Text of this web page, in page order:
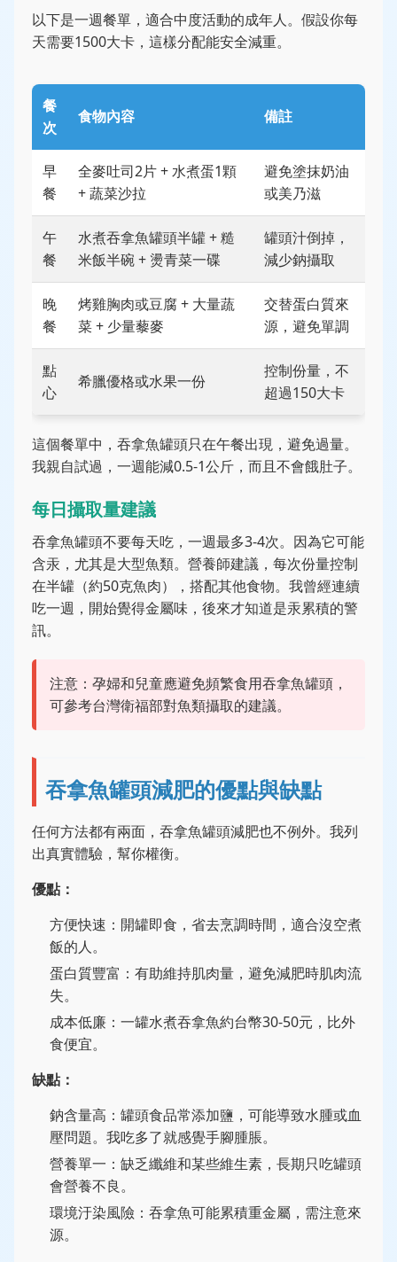
以下是一週餐單，適合中度活動的成年人。假設你每
天需要1500大卡，這樣分配能安全減重。
餐
次
食物內容 備註
早
餐
全麥吐司2片 + 水煮蛋1顆
+ 蔬菜沙拉
避免塗抹奶油
或美乃滋
午
餐
水煮吞拿魚罐頭半罐 + 糙
米飯半碗 + 燙青菜一碟
罐頭汁倒掉，
減少鈉攝取
晚
餐
烤雞胸肉或豆腐 + 大量蔬
菜 + 少量藜麥
交替蛋白質來
源，避免單調
點
心
希臘優格或水果一份
控制份量，不
超過150大卡
這個餐單中，吞拿魚罐頭只在午餐出現，避免過量。
我親自試過，一週能減0.5-1公斤，而且不會餓肚子。
每日攝取量建議
吞拿魚罐頭不要每天吃，一週最多3-4次。因為它可能
含汞，尤其是大型魚類。營養師建議，每次份量控制
在半罐（約50克魚肉），搭配其他食物。我曾經連續
吃一週，開始覺得金屬味，後來才知道是汞累積的警
訊。
注意：孕婦和兒童應避免頻繁食用吞拿魚罐頭，
可參考台灣衛福部對魚類攝取的建議。
吞拿魚罐頭減肥的優點與缺點
任何方法都有兩面，吞拿魚罐頭減肥也不例外。我列
出真實體驗，幫你權衡。
優點：
方便快速：開罐即食，省去烹調時間，適合沒空煮
飯的人。
蛋白質豐富：有助維持肌肉量，避免減肥時肌肉流
失。
成本低廉：一罐水煮吞拿魚約台幣30-50元，比外
食便宜。
缺點：
鈉含量高：罐頭食品常添加鹽，可能導致水腫或血
壓問題。我吃多了就感覺手腳腫脹。
營養單一：缺乏纖維和某些維生素，長期只吃罐頭
會營養不良。
環境汙染風險：吞拿魚可能累積重金屬，需注意來
源。